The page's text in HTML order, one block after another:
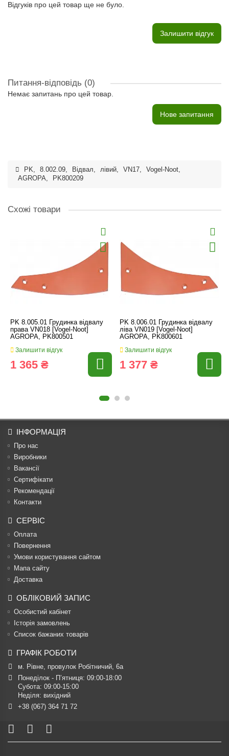
Відгуків про цей товар ще не було.
Залишити відгук
Питання-відповідь (0)
Немає запитань про цей товар.
Нове запитання
PK, 8.002.09, Відвал, лівий, VN17, Vogel-Noot,
AGROPA, PK800209
Схожі товари
PK 8.005.01 Грудинка відвалу
права VN018 [Vogel-Noot]
AGROPA, PK800501
Залишити відгук
1 365 ₴
PK 8.006.01 Грудинка відвалу
ліва VN019 [Vogel-Noot]
AGROPA, PK800601
Залишити відгук
1 377 ₴
ІНФОРМАЦІЯ
Про нас
Виробники
Вакансії
Сертифікати
Рекомендації
Контакти
СЕРВІС
Оплата
Повернення
Умови користування сайтом
Мапа сайту
Доставка
ОБЛІКОВИЙ ЗАПИС
Особистий кабінет
Історія замовлень
Список бажаних товарів
ГРАФІК РОБОТИ
м. Рівне, провулок Робітничий, 6а
Понеділок - П’ятниця: 09:00-18:00
Субота: 09:00-15:00
Неділя: вихідний
+38 (067) 364 71 72